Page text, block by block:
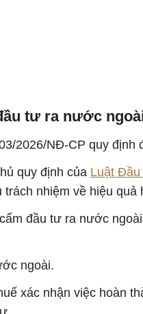
tư ra nước
2026/NĐ-CP quy
quy định của Luật
trách nhiệm về hiệu
đầu tư ra nước
ngoài.
xác nhận việc hoàn